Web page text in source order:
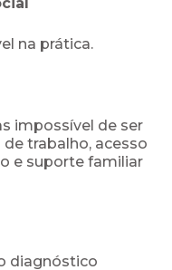
na prática.
impossível de ser
trabalho, acesso
e suporte familiar
diagnóstico